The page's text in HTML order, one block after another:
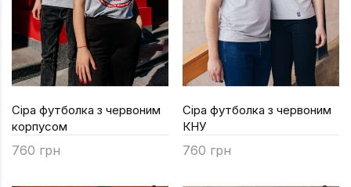
Сіра футболка з червоним
корпусом
760 грн
Сіра футболка з червоним
КНУ
760 грн